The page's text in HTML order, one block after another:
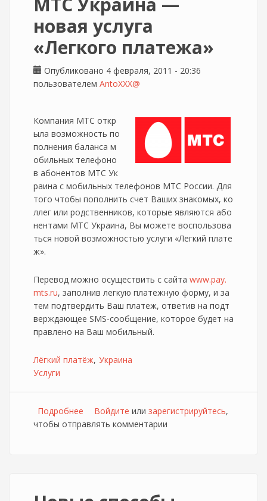
новая услуга
«Легкого платежа»
Опубликовано 4 февраля, 2011 - 20:36
пользователем AntoXXX@
Компания МТС откр
ыла возможность по
полнения баланса м
обильных телефоно
в абонентов МТС Ук
раина с мобильных телефонов МТС России. Для
того чтобы пополнить счет Ваших знакомых, ко
ллег или родственников, которые являются або
нентами МТС Украина, Вы можете воспользова
ться новой возможностью услуги «Легкий плате
ж».
Перевод можно осуществить с сайта www.pay.
mts.ru, заполнив легкую платежную форму, и за
тем подтвердить Ваш платеж, ответив на подт
верждающее SMS-сообщение, которое будет на
правлено на Ваш мобильный.
Лёгкий платёж Украина
Услуги
Подробнее о Платежи абонентам МТС Украина —
новая услуга «Легкого платежа»
Войдите или зарегистрируйтесь,
чтобы отправлять комментарии